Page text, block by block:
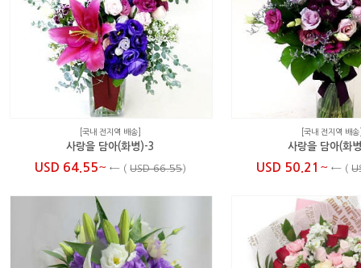
[국내 전지역 배송]
사랑을 담아(화병)-3
USD 64.55~ ← (USD 66.55)
[국내 전지역 배
사랑을 담아(화
USD 50.21 ~ ← (